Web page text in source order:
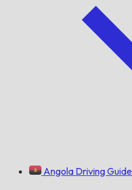
Angola Driving Guide